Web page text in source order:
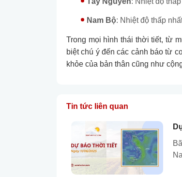
Nam Bộ: Nhiệt độ thấp
Trong mọi hình thái thời tiết, từ
biệt chú ý đến các cảnh báo từ
khỏe của bản thân cũng như
Tin tức liên quan